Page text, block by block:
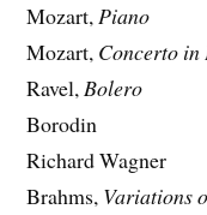
Mozart,Piano
Mozart, Concerto
Ravel,Bolero
Borodin
Richard Wagner
Brahms, Variations